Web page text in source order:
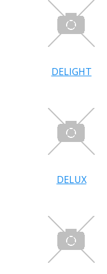
DELIGHT
DELUX